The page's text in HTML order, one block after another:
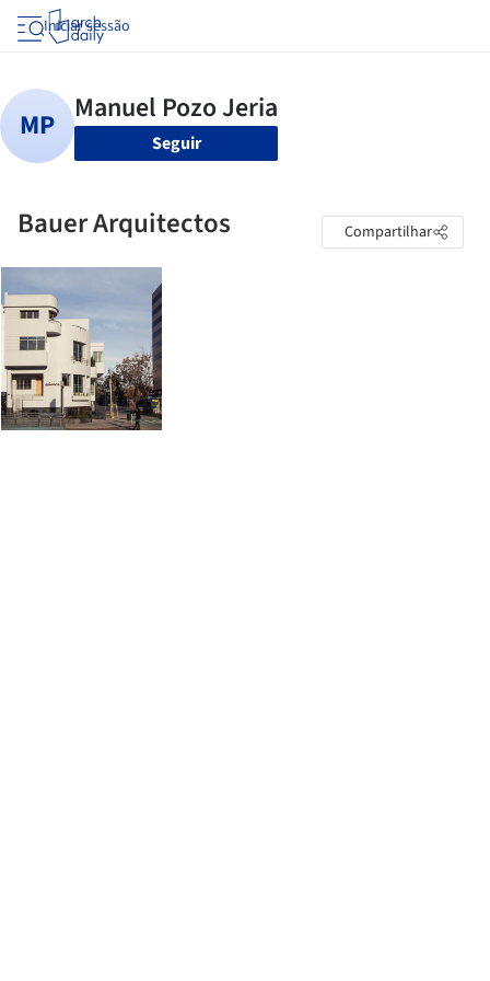
Iniciar sessão
Seguir
Bauer Arquitectos Compartilhar